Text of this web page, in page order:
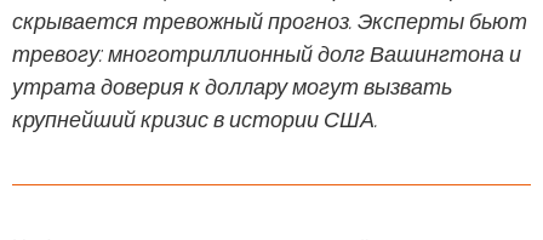
скрывается тревожный прогноз. Эксперты бьют
тревогу: многотриллионный долг Вашингтона и
утрата доверия к доллару могут вызвать
крупнейший кризис в истории США.